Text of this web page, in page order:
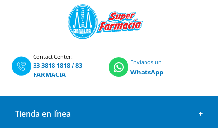
Contact Center:
33 3818 1818/83
FARMACIA
Envíanos un
WhatsApp
Tienda en línea